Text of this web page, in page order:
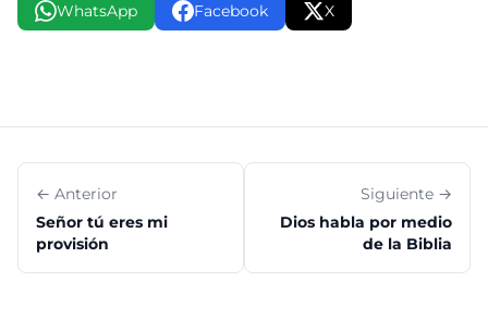
WhatsApp Facebook X
← Anterior
Señor tú eres mi
provisión
Siguiente →
Dios habla por medio
de la Biblia